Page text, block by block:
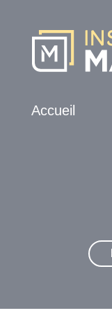
Accueil